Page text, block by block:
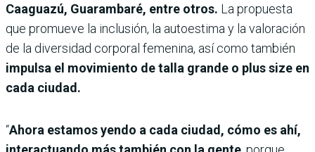
Caaguazú, Guarambaré, entre otros. La propuesta
que promueve la inclusión, la autoestima y la valoración
de la diversidad corporal femenina, así como también
impulsa el movimiento de talla grande o plus size en
cada ciudad.
“Ahora estamos yendo a cada ciudad, cómo es ahí,